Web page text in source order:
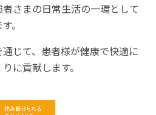
さまの日常生活の一環として
。
じて、患者様が健康で快適に
に貢献します。